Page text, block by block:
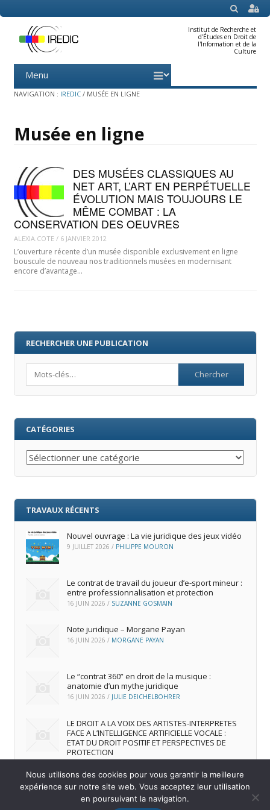
SEARCH
Institut de Recherche et
d'Études en Droit de
l'Information et de la
Culture
Menu
content
NAVIGATION : IREDIC / MUSÉE EN LIGNE
Musée en ligne
DES MUSÉES CLASSIQUES AU
NET ART, L’ART EN PERPÉTUELLE
ÉVOLUTION MAIS TOUJOURS LE
MÊME COMBAT : LA
CONSERVATION DES OEUVRES
ALEXIA.COTE / 6 JANVIER 2012
L’ouverture récente d’un musée disponible exclusivement en ligne
bouscule de nouveau nos traditionnels musées en modernisant
encore d’avantage…
RECHERCHER UNE PUBLICATION
CATÉGORIES
Catégories
TRAVAUX RÉCENTS
Nouvel ouvrage : La vie juridique des jeux vidéo
9 JUILLET 2026 / PHILIPPE MOURON
Le contrat de travail du joueur d’e‑sport mineur :
entre professionnalisation et protection
16 JUIN 2026 / SUZANNE GOSMAIN
Note juridique – Morgane Payan
16 JUIN 2026 / MORGANE PAYAN
Le “contrat 360” en droit de la musique :
anatomie d’un mythe juridique
16 JUIN 2026 / JULIE DEICHELBOHRER
LE DROIT A LA VOIX DES ARTISTES-INTERPRETES
FACE A L’INTELLIGENCE ARTIFICIELLE VOCALE :
ETAT DU DROIT POSITIF ET PERSPECTIVES DE
PROTECTION
Nous utilisons des cookies pour vous garantir la meilleure
expérience sur notre site web. Vous acceptez leur utilisation
en poursuivant la navigation.